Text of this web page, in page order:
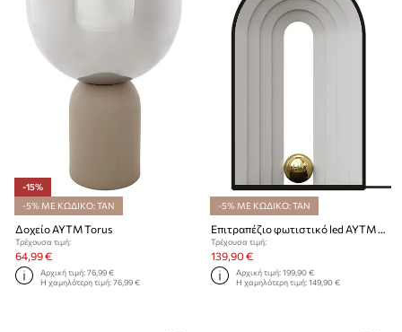
-15%
-5% ΜΕ ΚΩΔΙΚΟ: TAN
Δοχείο AYTM Torus
Τρέχουσα τιμή:
64,99 €
Αρχική τιμή:76,99 €
Η χαμηλότερη τιμή:76,99 €
-5% ΜΕ ΚΩΔΙΚΟ: TAN
Επιτραπέζιο φωτιστικό led AYTM Castellum
Τρέχουσα τιμή:
139,90 €
Αρχική τιμή:199,90 €
Η χαμηλότερη τιμή:149,90 €